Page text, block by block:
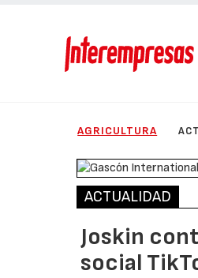
AGRICULTURA
ACTUALIDAD
Joskin
social